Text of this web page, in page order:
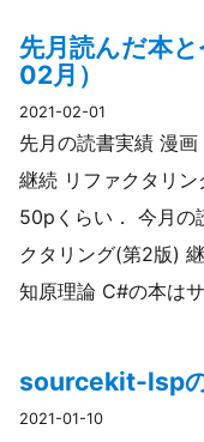
先月読んだ本
02月）
2021-02-01
先月の読書実績 漫
継続 リファクタリ
50pくらい． 今月の
クタリング(第2版)
知原理論 C#の本は
sourcekit-lsp
2021-01-10